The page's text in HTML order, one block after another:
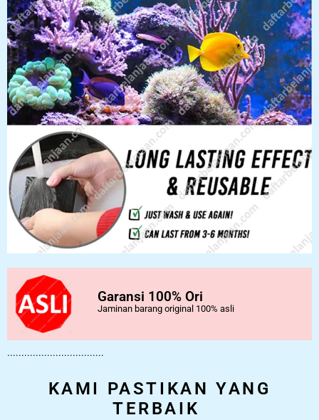
Garansi 100% Ori
Jaminan barang original 100% asli
..................................
KAMI PASTIKAN YANG
TERBAIK